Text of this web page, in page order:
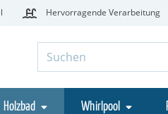
Hervorragende Verarbeitung
Holzbad Whirlpool